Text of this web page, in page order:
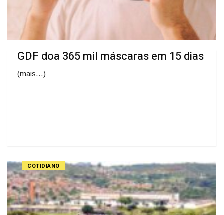
GDF doa 365 mil máscaras em 15 dias
(mais…)
COTIDIANO